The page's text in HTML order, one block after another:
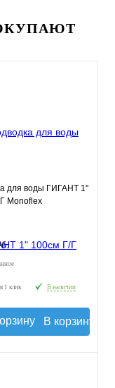
для воды ГИГАНТ 1"
Monoflex
1 клик В наличии
В корзину